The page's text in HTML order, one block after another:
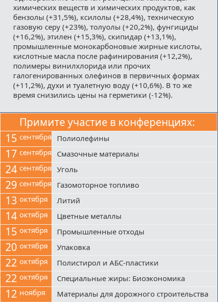
химических веществ и химических продуктов, как
бензолы (+31,5%), ксилолы (+28,4%), техническую
газовую серу (+23%), толуолы (+20,2%), фунгициды
(+16,2%), этилен (+15,3%), скипидар (+13,1%),
промышленные монокарбоновые жирные кислоты,
кислотные масла после рафинирования (+12,2%),
полимеры винилхлорида или прочих
галогенированных олефинов в первичных формах
(+11,2%), духи и туалетную воду (+10,6%). В то же
время снизились цены на герметики (-12%).
Примите участие в конференциях:
15 сентября Полиолефины
17 сентября Смазочные материалы
24 сентября Уголь
29 сентября Газомоторное топливо
13 октября Литий
14 октября Цветные металлы
15 октября Промышленные отходы
20 октября Упаковка
22 октября Полистирол и АБС-пластики
22 октября Специальные жиры: Биоэкономика
12 ноября Материалы для дорожного строительства